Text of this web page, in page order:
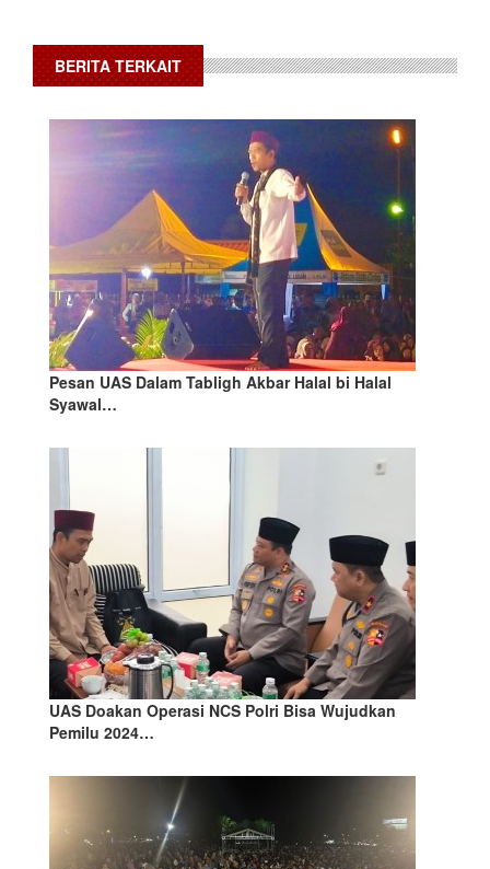
BERITA TERKAIT
Pesan UAS Dalam Tabligh Akbar Halal bi Halal
Syawal…
UAS Doakan Operasi NCS Polri Bisa Wujudkan
Pemilu 2024…